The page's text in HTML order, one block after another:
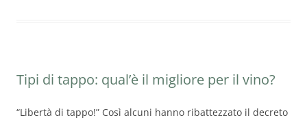
Tipi di tappo: qual’è il migliore per il vino?
“Libertà di tappo!” Così alcuni hanno ribattezzato il decreto